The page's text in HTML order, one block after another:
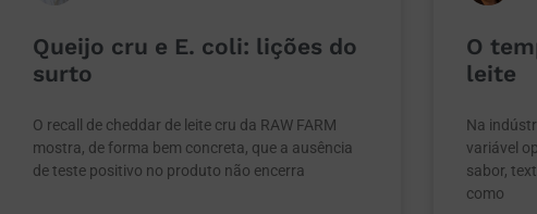
Queijo cru e E. coli: lições do
surto
O recall de cheddar de leite cru da RAW FARM
mostra, de forma bem concreta, que a ausência
de teste positivo no produto não encerra
O
leite
Na
variável
sabor,
como